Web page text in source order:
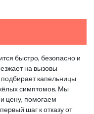
быстро, безопасно и
на вызовы
подбирает капельницы
симптомов. Мы
цену, помогаем
шаг к отказу от